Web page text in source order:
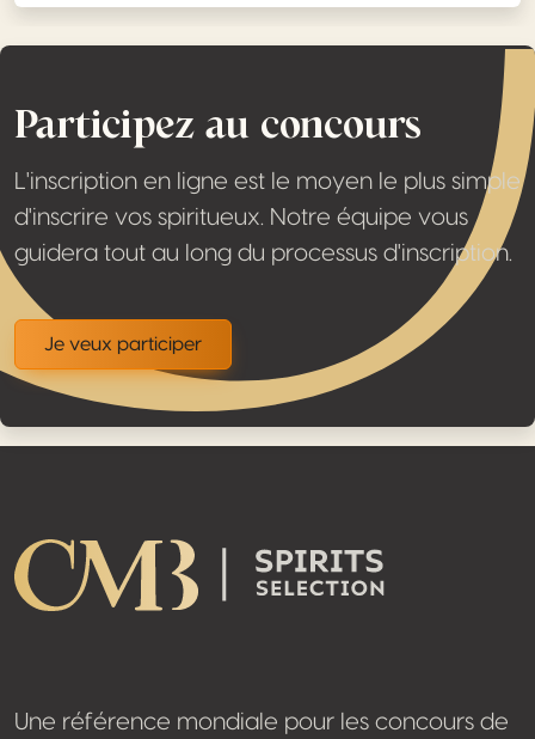
Participez au concours
L'inscription en ligne est le moyen le plus simple
d'inscrire vos spiritueux. Notre équipe vous
guidera tout au long du processus d'inscription.
Je veux participer
Une référence mondiale pour les concours de